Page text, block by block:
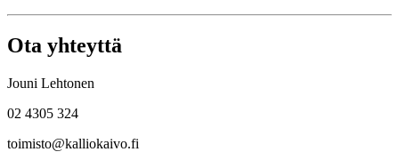
Ota yhteyttä
Jouni Lehtonen
02 4305 324
toimisto@kalliokaivo.fi